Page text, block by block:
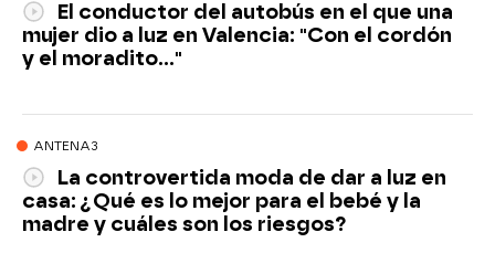
El conductor del autobús en el que una
mujer dio a luz en Valencia: "Con el cordón
y el moradito..."
ANTENA3
La controvertida moda de dar a luz en
casa: ¿Qué es lo mejor para el bebé y la
madre y cuáles son los riesgos?